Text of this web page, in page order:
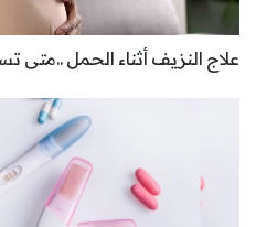
علاج النزيف أثناء الحمل ..متى